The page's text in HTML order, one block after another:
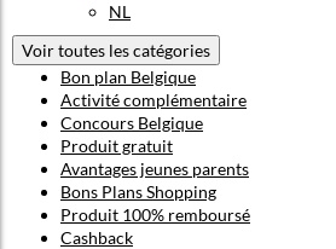
NL
Voir toutes les catégories
Bon plan Belgique
Activité complémentaire
Concours Belgique
Produit gratuit
Avantages jeunes parents
Bons Plans Shopping
Produit 100% remboursé
Cashback